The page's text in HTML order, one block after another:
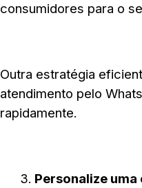
consumidores para o
Outra estratégia
atendimento pelo
rapidamente.
Personalize